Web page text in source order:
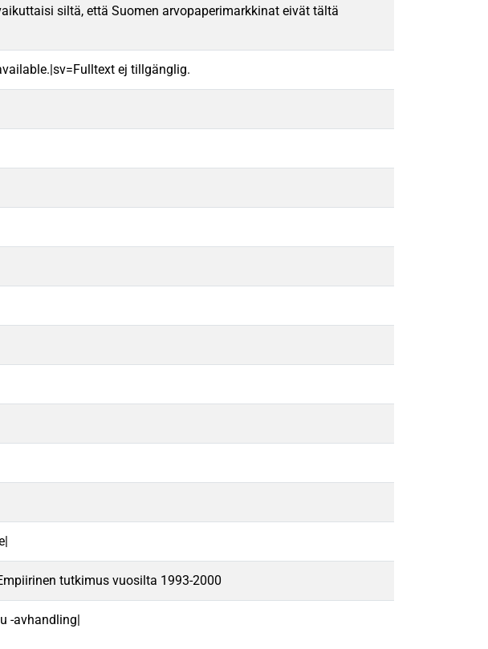
siltä, että Suomen arvopaperimarkkinat eivät tältä
ej tillgänglig.
tutkimus vuosilta 1993-2000
-avhandling|